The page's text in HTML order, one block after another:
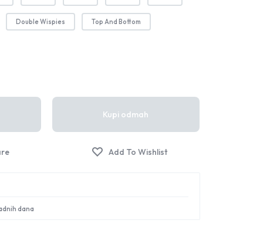
Sign in
Double Wispies Top And Bottom
Kupi odmah
dana